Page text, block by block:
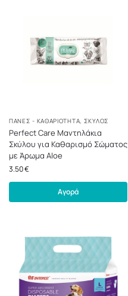
ΠΆΝΕΣ - ΚΑΘΑΡΙΌΤΗΤΑ, ΣΚΎΛΟΣ
Perfect Care Μαντηλάκια
Σκύλου για Καθαρισμό Σώματος
με Άρωμα Aloe
3.50€
Αγορά